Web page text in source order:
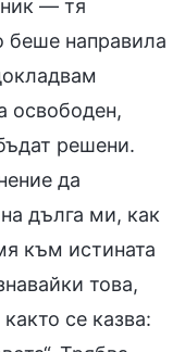
— тя
беше направила
освободен,
решени.
да
дълга ми, как
към истината
това,
се казва: